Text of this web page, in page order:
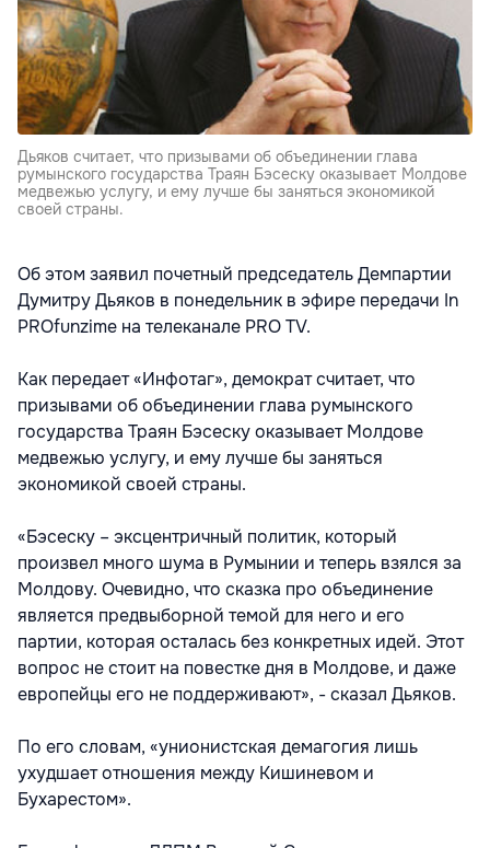
Дьяков считает, что призывами об объединении глава
румынского государства Траян Бэсеску оказывает Молдове
медвежью услугу, и ему лучше бы заняться экономикой
своей страны.
Об этом заявил почетный председатель Демпартии
Думитру Дьяков в понедельник в эфире передачи In
PROfunzime на телеканале PRO TV.
Как передает «Инфотаг», демократ считает, что
призывами об объединении глава румынского
государства Траян Бэсеску оказывает Молдове
медвежью услугу, и ему лучше бы заняться
экономикой своей страны.
«Бэсеску – эксцентричный политик, который
произвел много шума в Румынии и теперь взялся за
Молдову. Очевидно, что сказка про объединение
является предвыборной темой для него и его
партии, которая осталась без конкретных идей. Этот
вопрос не стоит на повестке дня в Молдове, и даже
европейцы его не поддерживают», - сказал Дьяков.
По его словам, «унионистская демагогия лишь
ухудшает отношения между Кишиневом и
Бухарестом».